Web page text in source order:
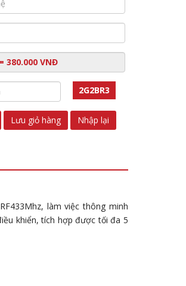
2G2BR3
Lưu giỏ hàng Nhập lại
làm việc thông minh
khiển, tích hợp được tối đa 5